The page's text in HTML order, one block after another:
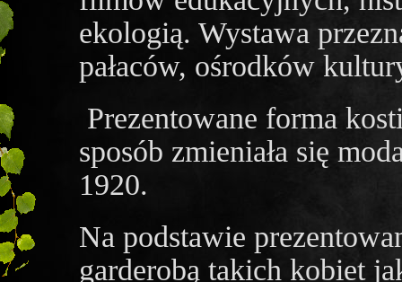
ekologią. Wystawa
pałaców, ośrodków
Prezentowane forma
sposób zmieniała się
1920.
Na podstawie
garderobą takich kobiet